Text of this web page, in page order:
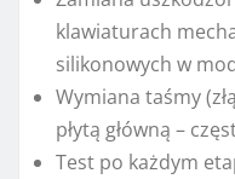
klawiaturach
silikonowych w
Wymiana taśmy
płytą główną –
Test po każdym